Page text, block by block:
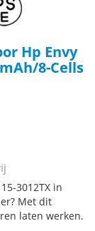
Hp Envy
8-Cells
3012TX in
Met dit
laten werken.